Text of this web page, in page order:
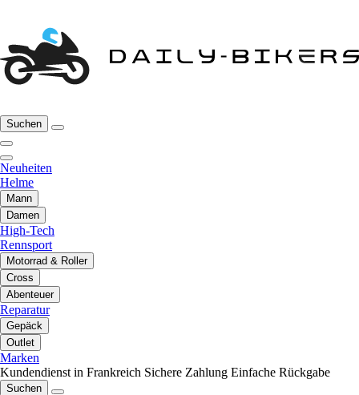
Suchen
Neuheiten
Helme
Mann
Damen
High-Tech
Rennsport
Motorrad & Roller
Cross
Abenteuer
Reparatur
Gepäck
Outlet
Marken
Kundendienst in Frankreich Sichere Zahlung Einfache Rückgabe
Suchen